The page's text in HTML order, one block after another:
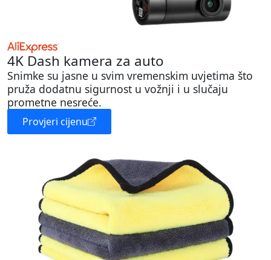
4K Dash kamera za auto
Snimke su jasne u svim vremenskim uvjetima što
pruža dodatnu sigurnost u vožnji i u slučaju
prometne nesreće.
Provjeri cijenu